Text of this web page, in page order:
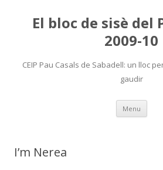
El bloc de sisè del
2009-10
CEIP Pau Casals de Sabadell: un lloc
gaudir
Menu Skip
I’m Nerea